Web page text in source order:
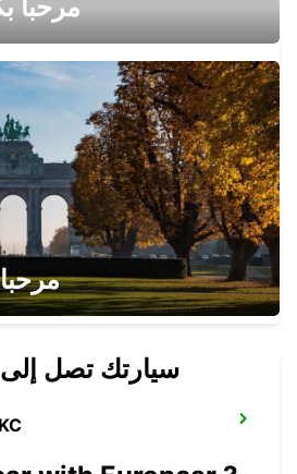
IKC
مرحبا
سيارتك تصل إلى